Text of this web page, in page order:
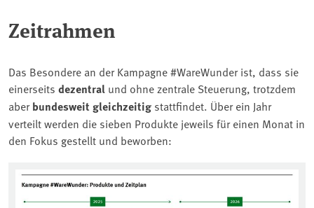
Zeitrahmen
Das Besondere an der Kampagne #WareWunder ist, dass sie
einerseits dezentral und ohne zentrale Steuerung, trotzdem
aberbundesweit gleichzeitig stattfindet. Über ein Jahr
verteilt werden die sieben Produkte jeweils für einen Monat in
den Fokus gestellt und beworben: